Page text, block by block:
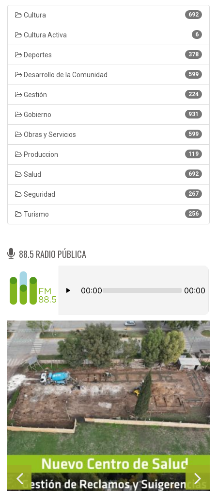
692
Cultura
6
Cultura Activa
378
Deportes
599
Desarrollo de la Comunidad
224
Gestión
931
Gobierno
599
Obras y Servicios
119
Produccion
692
Salud
267
Seguridad
256
Turismo
88.5 RADIO PÚBLICA